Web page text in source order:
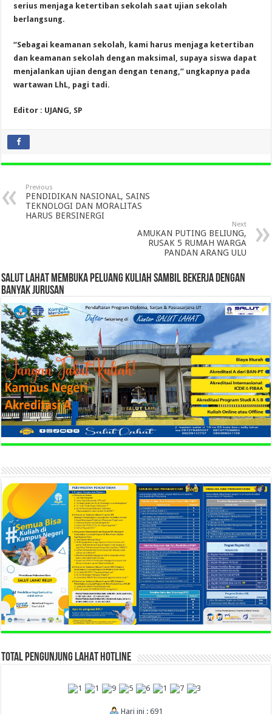
serius menjaga ketertiban sekolah saat ujian sekolah
berlangsung.
“Sebagai keamanan sekolah, kami harus menjaga ketertiban
dan keamanan sekolah dengan maksimal, supaya siswa dapat
menjalankan ujian dengan dengan tenang,” ungkapnya pada
wartawan LhL, pagi tadi.
Editor : UJANG, SP
Previous
PENDIDIKAN NASIONAL, SAINS
TEKNOLOGI DAN MORALITAS
HARUS BERSINERGI
Next
AMUKAN PUTING BELIUNG,
RUSAK 5 RUMAH WARGA
PANDAN ARANG ULU
SALUT LAHAT MEMBUKA PELUANG KULIAH SAMBIL BEKERJA DENGAN
BANYAK JURUSAN
TOTAL PENGUNJUNG LAHAT HOTLINE
Hari ini : 691